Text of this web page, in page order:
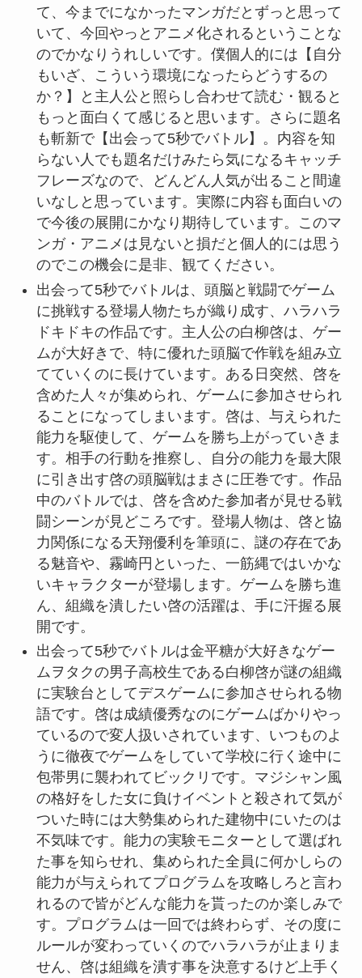
て、今までになかったマンガだとずっと思って
いて、今回やっとアニメ化されるということな
のでかなりうれしいです。僕個人的には【自分
もいざ、こういう環境になったらどうするの
か？】と主人公と照らし合わせて読む・観ると
もっと面白くて感じると思います。さらに題名
も斬新で【出会って5秒でバトル】。内容を知
らない人でも題名だけみたら気になるキャッチ
フレーズなので、どんどん人気が出ること間違
いなしと思っています。実際に内容も面白いの
で今後の展開にかなり期待しています。このマ
ンガ・アニメは見ないと損だと個人的には思う
のでこの機会に是非、観てください。
出会って5秒でバトルは、頭脳と戦闘でゲーム
に挑戦する登場人物たちが織り成す、ハラハラ
ドキドキの作品です。主人公の白柳啓は、ゲー
ムが大好きで、特に優れた頭脳で作戦を組み立
てていくのに長けています。ある日突然、啓を
含めた人々が集められ、ゲームに参加させられ
ることになってしまいます。啓は、与えられた
能力を駆使して、ゲームを勝ち上がっていきま
す。相手の行動を推察し、自分の能力を最大限
に引き出す啓の頭脳戦はまさに圧巻です。作品
中のバトルでは、啓を含めた参加者が見せる戦
闘シーンが見どころです。登場人物は、啓と協
力関係になる天翔優利を筆頭に、謎の存在であ
る魅音や、霧崎円といった、一筋縄ではいかな
いキャラクターが登場します。ゲームを勝ち進
ん、組織を潰したい啓の活躍は、手に汗握る展
開です。
出会って5秒でバトルは金平糖が大好きなゲー
ムヲタクの男子高校生である白柳啓が謎の組織
に実験台としてデスゲームに参加させられる物
語です。啓は成績優秀なのにゲームばかりやっ
ているので変人扱いされています、いつものよ
うに徹夜でゲームをしていて学校に行く途中に
包帯男に襲われてビックリです。マジシャン風
の格好をした女に負けイベントと殺されて気が
ついた時には大勢集められた建物中にいたのは
不気味です。能力の実験モニターとして選ばれ
た事を知らせれ、集められた全員に何かしらの
能力が与えられてプログラムを攻略しろと言わ
れるので皆がどんな能力を貰ったのか楽しみで
す。プログラムは一回では終わらず、その度に
ルールが変わっていくのでハラハラが止まりま
せん、啓は組織を潰す事を決意するけど上手く